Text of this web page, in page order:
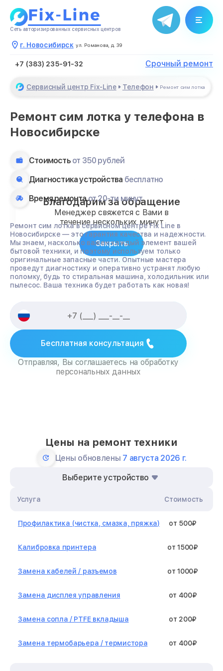
Сеть авторизированных сервисных центров
г. Новосибирск ул. Романова, д. 39
+7 (383) 235-91-32 Срочный ремонт
Сервисный центр Fix-Line Телефон Ремонт сим лотка
Ремонт сим лотка у телефона в
Новосибирске
Стоимость от 350 рублей
Диагностика устройства бесплатно
Время ремонтаот 20-ти минут
Ремонт сим лотка в сервисном центре Fix Line в
Новосибирске — это гарантия качества и надежности.
Мы знаем, насколько важен каждый элемент вашей
бытовой техники, и поэтому используем только
оригинальные запасные части. Опытные мастера
проведут диагностику и оперативно устранят любую
поломку, будь то стиральная машина, холодильник или
пылесос. Ваша техника будет работать как новая!
Бесплатная консультация
Отправляя, Вы соглашаетесь на обработку
персональных данных
Цены на ремонт техники
Цены обновлены 7 августа 2026 г.
Выберите устройство
Услуга Стоимость
Профилактика (чистка, смазка, пряжка) от 500₽
Калибровка принтера от 1500₽
Замена кабелей / разъемов от 1000₽
Замена дисплея управления от 400₽
Замена сопла / PTFE вкладыша от 200₽
Замена термобарьера / термистора от 400₽
Благодарим за обращение
Менеджер свяжется с Вами в
течение нескольких минут
Закрыть